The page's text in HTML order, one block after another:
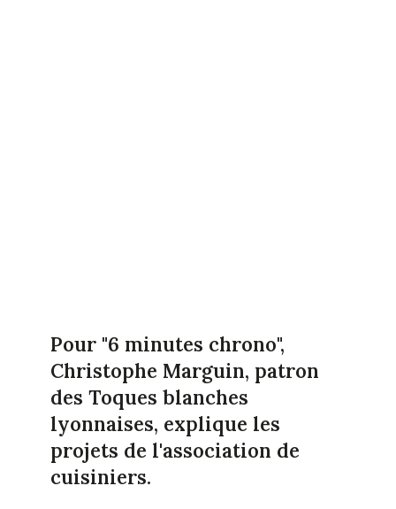
Pour "6 minutes chrono",
Christophe Marguin, patron
des Toques blanches
lyonnaises, explique les
projets de l'association de
cuisiniers.